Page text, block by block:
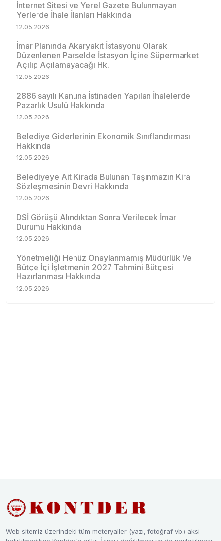
İnternet Sitesi ve Yerel Gazete Bulunmayan
Yerlerde İhale İlanları Hakkında
12.05.2026
İmar Planında Akaryakıt İstasyonu Olarak
Düzenlenen Parselde İstasyon İçine Süpermarket
Açılıp Açılamayacağı Hk.
12.05.2026
2886 sayılı Kanuna İstinaden Yapılan İhalelerde
Pazarlık Usulü Hakkında
12.05.2026
Belediye Giderlerinin Ekonomik Sınıflandırması
Hakkında
12.05.2026
Belediyeye Ait Kirada Bulunan Taşınmazın Kira
Sözleşmesinin Devri Hakkında
12.05.2026
DSİ Görüşü Alındıktan Sonra Verilecek İmar
Durumu Hakkında
12.05.2026
Yönetmeliği Henüz Onaylanmamış Müdürlük Ve
Bütçe İçi İşletmenin 2027 Tahmini Bütçesi
Hazırlanması Hakkında
12.05.2026
Web sitemiz üzerindeki tüm meteryaller (yazı, fotoğraf vb.) aksi